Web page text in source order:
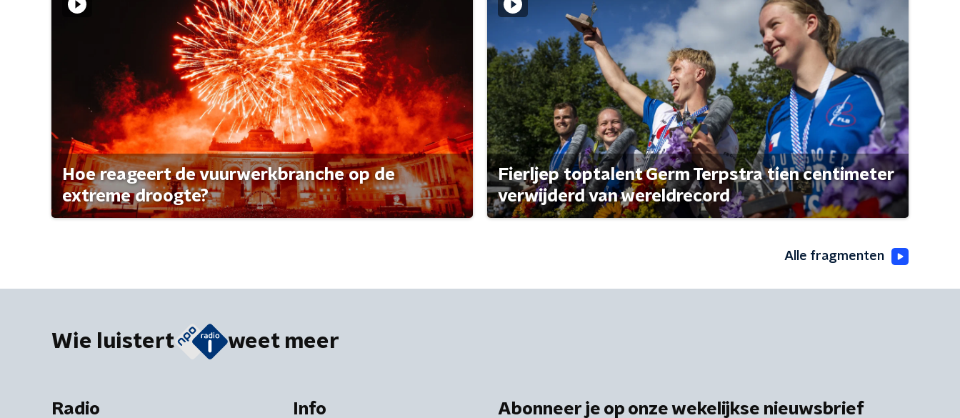
Hoe reageert de vuurwerkbranche op de
extreme droogte?
Fierljep toptalent Germ Terpstra tien centimeter
verwijderd van wereldrecord
Alle fragmenten
Wie luistert weet meer
Radio Info Abonneer je op onze wekelijkse nieuwsbrief